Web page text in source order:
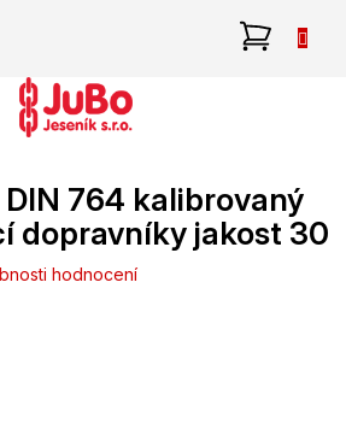
764 kalibrovaný
dopravníky jakost 30
hodnocení